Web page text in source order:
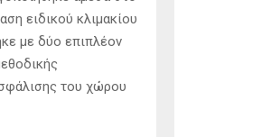
ειδικού κλιμακίου
με δύο επιπλέον
του χώρου